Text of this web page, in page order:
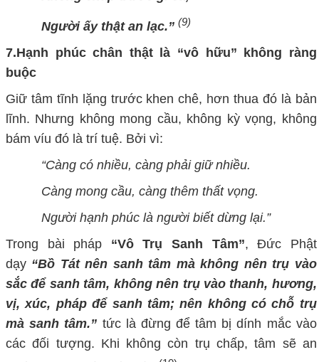
Người ấy thật an lạc.” (9)
7.Hạnh phúc chân thật là “vô hữu” không ràng
buộc
Giữ tâm tĩnh lặng trước khen chê, hơn thua đó là bản
lĩnh. Nhưng không mong cầu, không kỳ vọng, không
bám víu đó là trí tuệ. Bởi vì:
“Càng có nhiều, càng phải giữ nhiều.
Càng mong cầu, càng thêm thất vọng.
Người hạnh phúc là người biết dừng lại.”
Trong bài pháp “Vô Trụ Sanh Tâm”, Đức Phật
dạy “Bồ Tát nên sanh tâm mà không nên trụ vào
sắc để sanh tâm, không nên trụ vào thanh, hương,
vị, xúc, pháp để sanh tâm; nên không có chỗ trụ
mà sanh tâm.” tức là đừng để tâm bị dính mắc vào
các đối tượng. Khi không còn trụ chấp, tâm sẽ an